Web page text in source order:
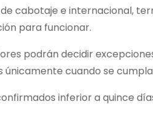
cabotaje e internacional,
para funcionar.
podrán decidir
cuando se
inferior a quince